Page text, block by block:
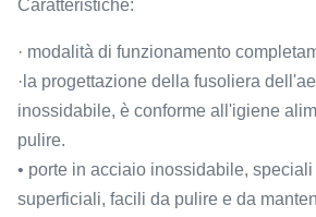
Caratteristiche:
· modalità di funzionamento
·la progettazione della fusoliera
inossidabile, è conforme all'igiene
pulire.
• porte in acciaio inossidabile, speciali
superficiali, facili da pulire e da